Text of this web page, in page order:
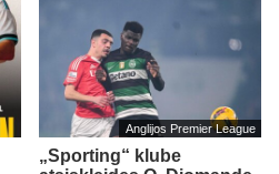
Anglijos Premier League
„Sporting“ klube